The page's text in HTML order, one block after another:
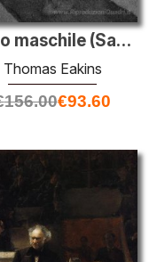
Nudo maschile (Samuel Murray)
Thomas Eakins
156.00€93.60